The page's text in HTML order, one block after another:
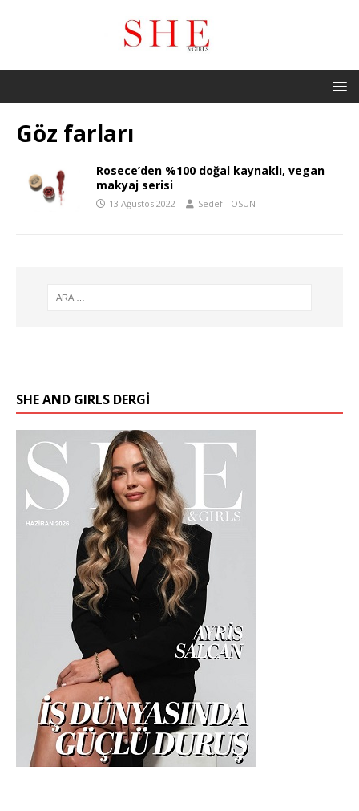
Göz farları
Rosece’den %100 doğal kaynaklı, vegan
makyaj serisi
13 Ağustos 2022 Sedef TOSUN
SHE AND GIRLS DERGİ